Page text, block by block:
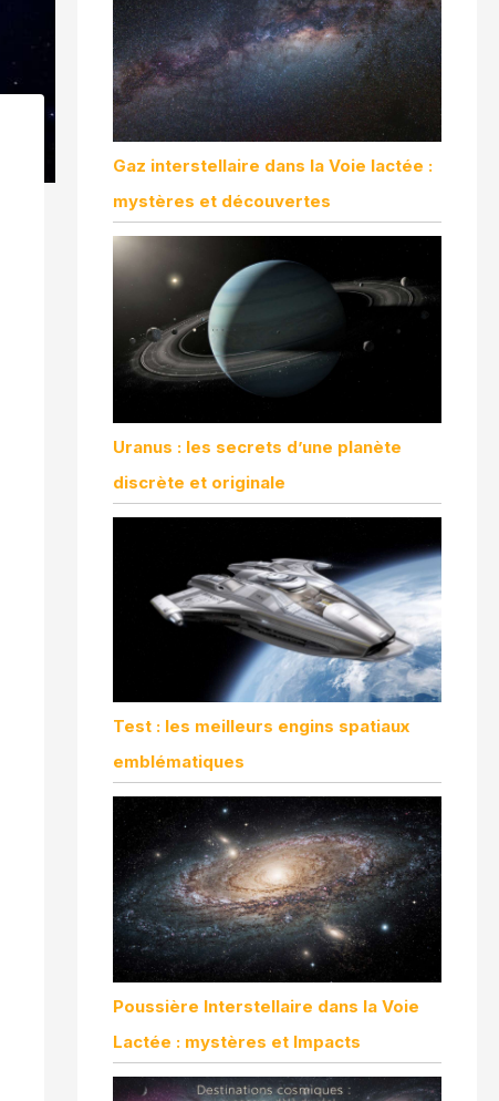
Gaz interstellaire dans la Voie lactée :
mystères et découvertes
Uranus : les secrets d’une planète
discrète et originale
Test : les meilleurs engins spatiaux
emblématiques
Poussière Interstellaire dans la Voie
Lactée : mystères et Impacts